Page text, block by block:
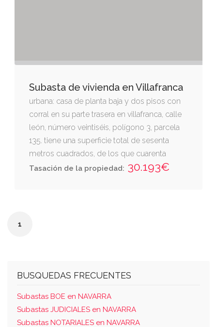
Subasta de vivienda en Villafranca
urbana: casa de planta baja y dos pisos con
corral en su parte trasera en villafranca, calle
león, número veintiséis, polígono 3, parcela
135. tiene una superficie total de sesenta
metros cuadrados, de los que cuarenta
metros cuadrados corresponden a la casa y
Tasación de la propiedad: 30.193€
1
BUSQUEDAS FRECUENTES
Subastas BOE en NAVARRA
Subastas JUDICIALES en NAVARRA
Subastas NOTARIALES en NAVARRA